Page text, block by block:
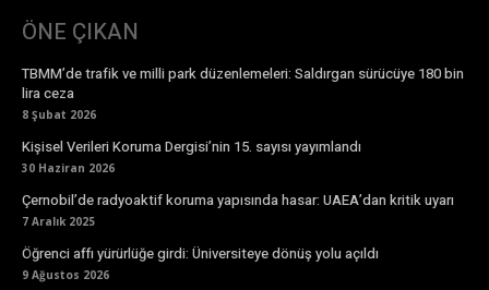
ÖNE ÇIKAN
TBMM’de trafik ve milli park düzenlemeleri: Saldırgan sürücüye 180 bin
lira ceza
8 Şubat 2026
Kişisel Verileri Koruma Dergisi’nin 15. sayısı yayımlandı
30 Haziran 2026
Çernobil’de radyoaktif koruma yapısında hasar: UAEA’dan kritik uyarı
7 Aralık 2025
Öğrenci affı yürürlüğe girdi: Üniversiteye dönüş yolu açıldı
9 Ağustos 2026